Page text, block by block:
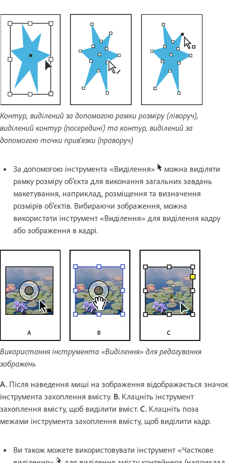
Контур, виділений за допомогою рамки розміру (ліворуч),
виділений контур (посередині) та контур, виділений за
допомогою точки прив'язки (праворуч)
За допомогою інструмента «Виділення»
можна виділяти
рамку розміру об’єкта для виконання загальних завдань
макетування, наприклад, розміщення та визначення
розмірів об’єктів. Вибираючи зображення, можна
використати інструмент «Виділення» для виділення кадру
або зображення в кадрі.
Використання інструмента «Виділення» для редагування
зображень
A. Після наведення миші на зображення відображається значок
інструмента захоплення вмісту. B. Клацніть інструмент
захоплення вмісту, щоб виділити вміст. C. Клацніть поза
межами інструмента захоплення вмісту, щоб виділити кадр.
Ви також можете використовувати інструмент «Часткове